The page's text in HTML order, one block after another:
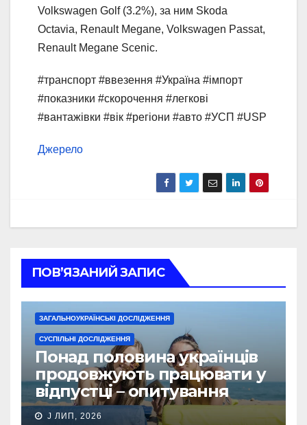
Volkswagen Golf (3.2%), за ним Skoda
Octavia, Renault Megane, Volkswagen Passat,
Renault Megane Scenic.
#транспорт #ввезення #Україна #імпорт
#показники #скорочення #легкові
#вантажівки #вік #регіони #авто #УСП #USP
Джерело
ПОВ’ЯЗАНИЙ ЗАПИС
ЗАГАЛЬНОУКРАЇНСЬКІ ДОСЛІДЖЕННЯ
СУСПІЛЬНІ ДОСЛІДЖЕННЯ
Понад половина українців
продовжують працювати у
відпустці – опитування
J ЛИП, 2026